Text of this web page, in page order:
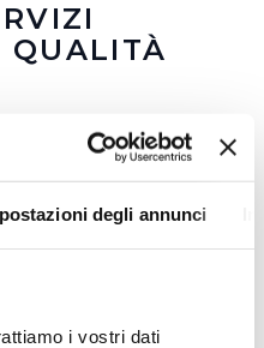
degli annunci
i vostri dati
QUALITÀ
dal 1 gennaio 2020
del Consiglio
2019 (clicca qui)
2020 - Dati 2019